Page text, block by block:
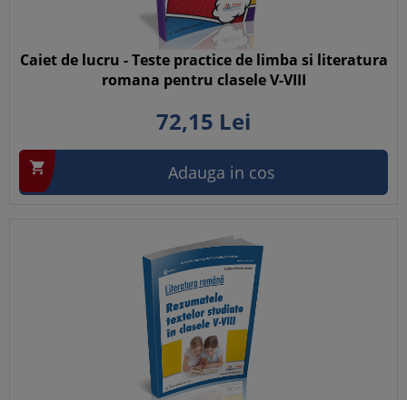
Caiet de lucru - Teste practice de limba si literatura
romana pentru clasele V-VIII
72,15 Lei
 Adauga in cos